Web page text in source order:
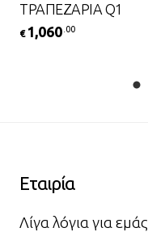
ΤΡΑΠΕΖΑΡΙΑ Q1
€ 1,060 .00
Εταιρία
Λίγα λόγια για εμάς